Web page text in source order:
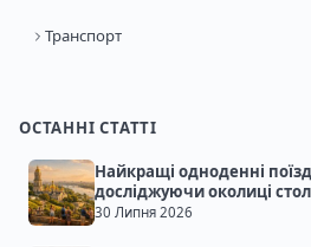
Транспорт
ОСТАННІ СТАТТІ
Найкращі одноденні
досліджуючи околиці
30 Липня 2026